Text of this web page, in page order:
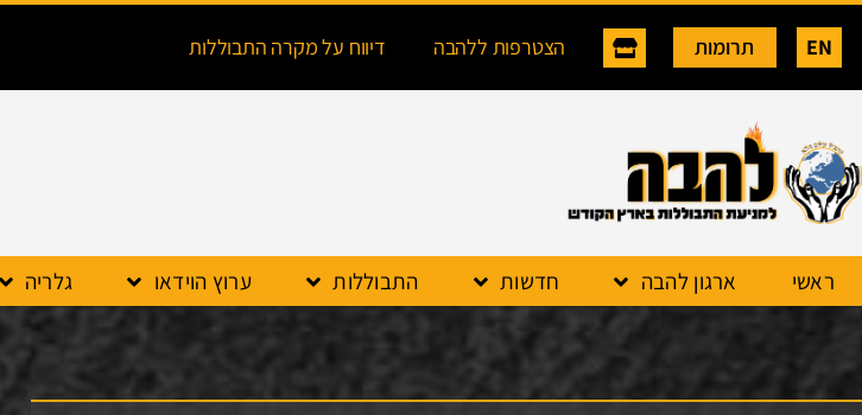
EN תרומות הצטרפות ללהבה דיווח על מקרה התבוללות
ראשי ארגון להבה חדשות התבוללות ערוץ הוידאו גלריה